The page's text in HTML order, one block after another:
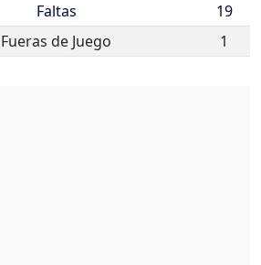
Faltas
19
Fueras de Juego 1